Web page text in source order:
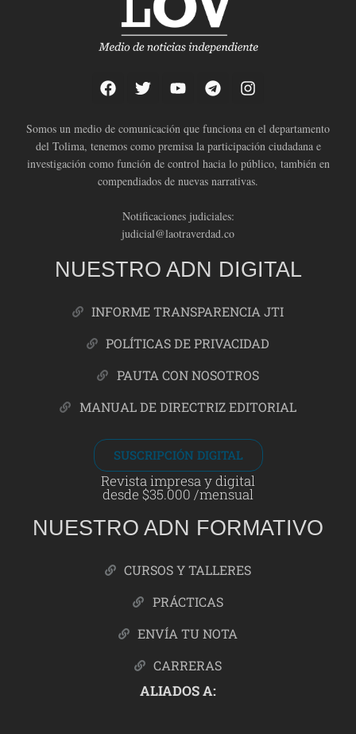
Somos un medio de comunicación que funciona en el departamento
del Tolima, tenemos como premisa la participación ciudadana e
investigación como función de control hacia lo público, también en
compendiados de nuevas narrativas.
Notificaciones judiciales:
judicial@laotraverdad.co
NUESTRO ADN DIGITAL
INFORME TRANSPARENCIA JTI
POLÍTICAS DE PRIVACIDAD
PAUTA CON NOSOTROS
MANUAL DE DIRECTRIZ EDITORIAL
SUSCRIPCIÓN DIGITAL
Revista impresa y digital
desde $35.000 /mensual
NUESTRO ADN FORMATIVO
CURSOS Y TALLERES
PRÁCTICAS
ENVÍA TU NOTA
CARRERAS
ALIADOS A: